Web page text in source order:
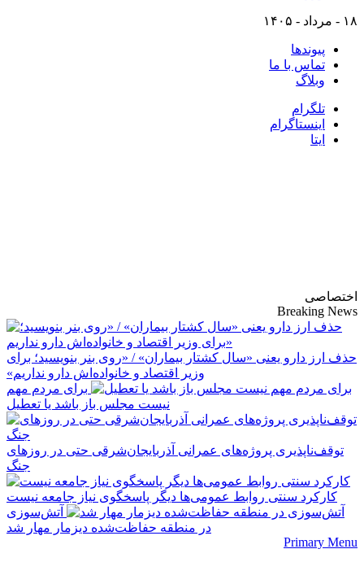
۱۸ - مرداد - ۱۴۰۵
پیوندها
تماس با ما
وبلاگ
تلگرام
اینستاگرام
ایتا
اختصاصی
Breaking News
حذف ارز دارو یعنی «سال کشتار بیماران» / «روی بنر بنویسید؛ برای
وزیر اقتصاد و خانواده‌اش دارو نداریم»
برای مردم مهم
نیست مجلس باز باشد یا تعطیل
توقف‌ناپذیری پروژه‌های عمرانی آذربایجان‌شرقی حتی در روزهای
جنگ
کارکرد سنتی روابط عمومی‌ها دیگر پاسخگوی نیاز جامعه نیست
آتش‌سوزی
در منطقه حفاظت‌شده دیزمار مهار شد
Primary Menu